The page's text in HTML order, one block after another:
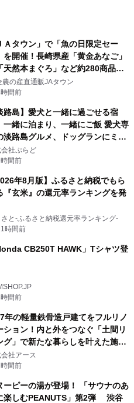
Ａタウン」で「魚の日限定セー
を開催！長崎県産「黄金あなご」
天然本まぐろ」など約280商品を
！～毎月１０日の定例企画～
農の産直通販JAタウン
間前
路島】愛犬と一緒に過ごせる宿
一緒に泊まり、一緒にご飯 愛犬専
淡路島グルメ、ドッグランにミニ
ル グランピングとトレーラーハウ
2施設で
社ぷらど
間前
年8月版】ふるさと納税でもら
『玄米』の還元率ランキングを発
さと-ふるさと納税還元率ランキング-
時間前
CB250T HAWK」Tシャツ登
間前
年の軽量鉄骨造戸建てをフルリノ
ション！内と外をつなぐ「土間リ
グ」で新たな暮らしを叶えた施工
を株式会社アースが公開
社アース
間前
ーピーの湯が登場！ 「サウナのあ
楽しむPEANUTS」第2弾 渋谷